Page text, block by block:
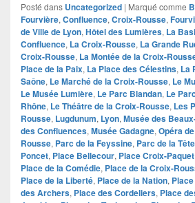
Posté dans Uncategorized | Marqué comme
Fourvière, Confluence, Croix-Rousse,
de Ville de Lyon, Hôtel des Lumières, La
Confluence, La Croix-Rousse, La Grande
Croix-Rousse, La Montée de la Croix-
Place de la Paix, La Place des Célestins, La
Saône, Le Marché de la Croix-Rousse, Le
Le Musée Lumière, Le Parc Blandan, Le
Rhône, Le Théâtre de la Croix-Rousse, Les
Rousse, Lugdunum, Lyon, Musée des
des Confluences, Musée Gadagne, Opéra
Rousse, Parc de la Feyssine, Parc de la
Poncet, Place Bellecour, Place Croix-Paquet
Place de la Comédie, Place de la Croix-
Place de la Liberté, Place de la Nation,
des Archers, Place des Cordeliers, Place